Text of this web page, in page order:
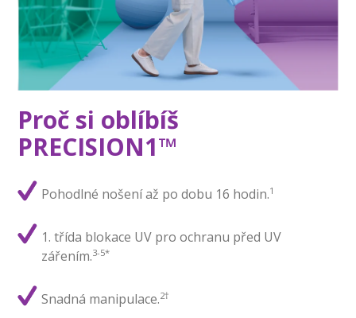
Proč si oblíbíš
PRECISION1™
Pohodlné nošení až po dobu 16 hodin.1
1. třída blokace UV pro ochranu před UV
zářením.3-5*
Snadná manipulace.2†